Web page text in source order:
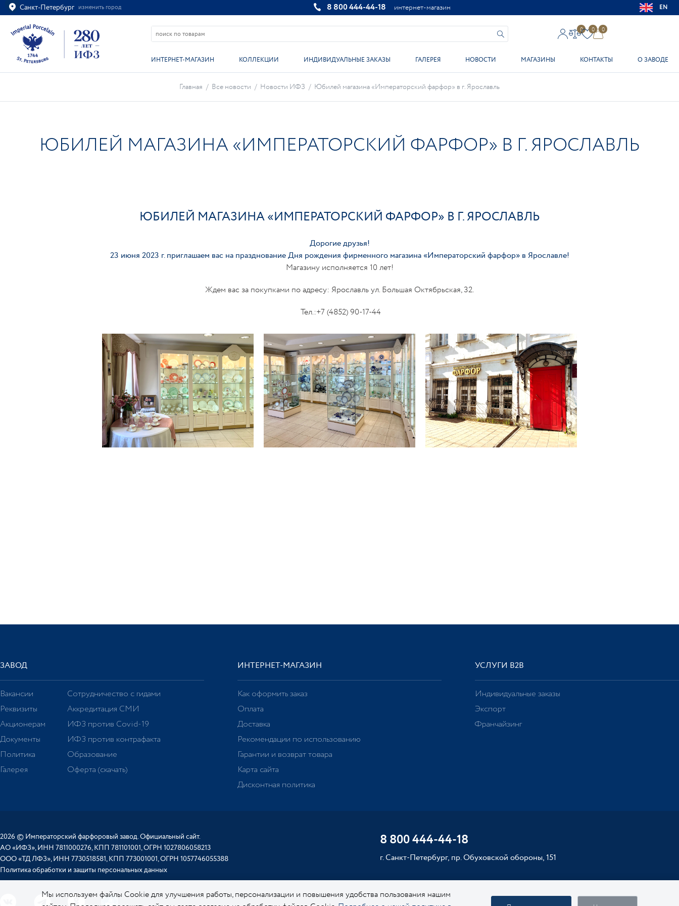
Санкт-Петербург изменить город
Ваш город Санкт-Петербург?
ВСЁ ВЕРНО ИЗМЕНИТЬ
8 800 444-44-18 интернет-магазин EN
0 0 0
ИНТЕРНЕТ-МАГАЗИН КОЛЛЕКЦИИ ИНДИВИДУАЛЬНЫЕ ЗАКАЗЫ ГАЛЕРЕЯ НОВОСТИ МАГАЗИНЫ КОНТАКТЫ О ЗАВОДЕ
Главная / Все новости / Новости ИФЗ / Юбилей магазина «Императорский фарфор» в г. Ярославль
ЮБИЛЕЙ МАГАЗИНА «ИМПЕРАТОРСКИЙ ФАРФОР» В Г. ЯРОСЛАВЛЬ
ЮБИЛЕЙ МАГАЗИНА «ИМПЕРАТОРСКИЙ ФАРФОР» В Г. ЯРОСЛАВЛЬ
Дорогие друзья!
23 июня 2023 г. приглашаем вас на празднование Дня рождения фирменного магазина «Императорский фарфор» в Ярославле!
Магазину исполняется 10 лет!
Ждем вас за покупками по адресу: Ярославль ул. Большая Октябрьская, 32.
Тел.:+7 (4852) 90-17-44
ЗАВОД
Вакансии
Реквизиты
Акционерам
Документы
Политика
Галерея
Сотрудничество с гидами
Аккредитация СМИ
ИФЗ против Covid-19
ИФЗ против контрафакта
Образование
Оферта (скачать)
ИНТЕРНЕТ-МАГАЗИН
Как оформить заказ
Оплата
Доставка
Рекомендации по использованию
Гарантии и возврат товара
Карта сайта
Дисконтная политика
УСЛУГИ В2В
Индивидуальные заказы
Экспорт
Франчайзинг
2026 © Императорский фарфоровый завод. Официальный сайт.
АО «ИФЗ», ИНН 7811000276, КПП 781101001, ОГРН 1027806058213
ООО «ТД ЛФЗ», ИНН 7730518581, КПП 773001001, ОГРН 1057746055388
Политика обработки и защиты персональных данных
8 800 444-44-18
г. Санкт-Петербург, пр. Обуховской обороны, 151
Мы используем файлы Cookie для улучшения работы, персонализации и повышения удобства пользования нашим